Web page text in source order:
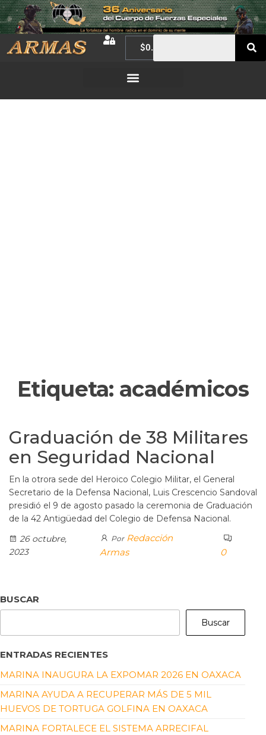
$0.00
Etiqueta: académicos
Graduación de 38 Militares
en Seguridad Nacional
En la otrora sede del Heroico Colegio Militar, el General
Secretario de la Defensa Nacional, Luis Crescencio Sandoval
presidió el 9 de agosto pasado la ceremonia de Graduación
de la 42 Antigüedad del Colegio de Defensa Nacional.
26 octubre,
2023
Por Redacción
Armas
0
BUSCAR
Buscar
ENTRADAS RECIENTES
MARINA INAUGURA LA EXPOMAR 2026 EN OAXACA
MARINA AYUDA A RECUPERAR MÁS DE 5 MIL
HUEVOS DE TORTUGA GOLFINA EN OAXACA
MARINA FORTALECE EL SISTEMA ARRECIFAL